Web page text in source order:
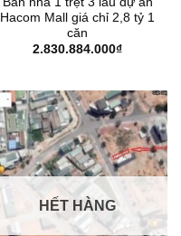
Hacom Mall giá chỉ 2,8 tỷ 1
căn
2.830.884.000₫
HẾT HÀNG